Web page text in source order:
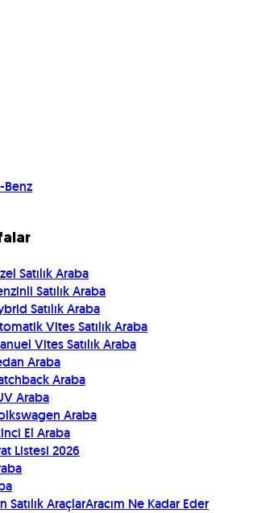
Benz
Satılık Araba
Satılık Araba
Satılık Araba
Vites Satılık Araba
Vites Satılık Araba
Araba
Araba
Araba
Araba
El Araba
Listesi 2026
Satılık AraçlarAracım Ne Kadar Eder